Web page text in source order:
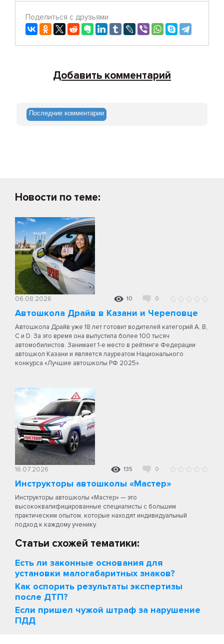
Поделиться с друзьями
Добавить комментарий
Последние комментарии
Новости по теме:
06.08.2026 10 0
Автошкола Драйв в Казани и Череповце
Автошкола Драйв уже 18 лет готовит водителей категорий A, B,
C и D. За это время она выпустила более 100 тысяч
автомобилистов. Занимает 1-е место в рейтинге Федерации
автошкол Казани и является лауреатом Национального
конкурса «Лучшие автошколы РФ 2025».
16.07.2026 135 0
Инструкторы автошколы «Мастер»
Инструкторы автошколы «Мастер» — это
высококвалифицированные специалисты с большим
практическим опытом, которые находят индивидуальный
подход к каждому ученику.
Статьи схожей тематики:
Есть ли законные основания для
установки малогабаритных знаков?
Как оспорить результаты экспертизы
после ДТП?
Если пришел чужой штраф за нарушение
ПДД